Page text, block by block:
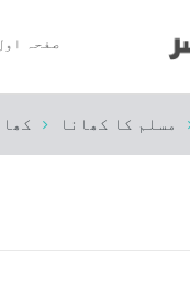
صفحہ
مسلم کا کھانا